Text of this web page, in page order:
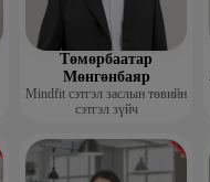
Төмөрбаатар
Мөнгөнбаяр
Mindfit сэтгэл заслын төвийн
сэтгэл зүйч